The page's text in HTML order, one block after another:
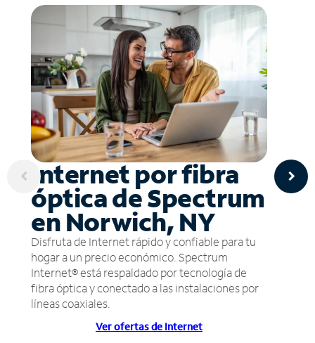
Internet por fibra
óptica de Spectrum
en Norwich, NY
Disfruta de Internet rápido y confiable para tu
hogar a un precio económico. Spectrum
Internet® está respaldado por tecnología de
fibra óptica y conectado a las instalaciones por
líneas coaxiales.
Ver ofertas de Internet